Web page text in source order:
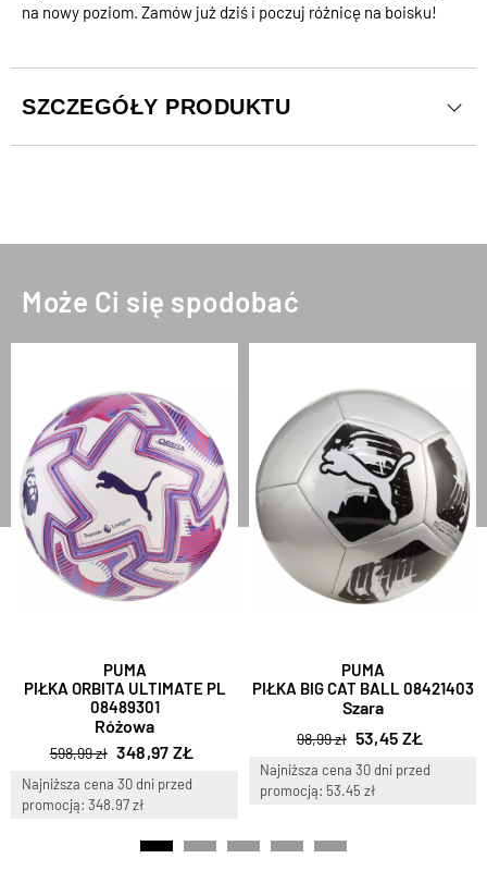
na nowy poziom. Zamów już dziś i poczuj różnicę na boisku!
SZCZEGÓŁY PRODUKTU
Może Ci się spodobać
PUMA
PIŁKA ORBITA ULTIMATE PL
08489301
Różowa
598,99 zł 348,97 ZŁ
Najniższa cena 30 dni przed
promocją: 348.97 zł
PUMA
PIŁKA BIG CAT BALL 08421403
Szara
98,99 zł 53,45 ZŁ
Najniższa cena 30 dni przed
promocją: 53.45 zł